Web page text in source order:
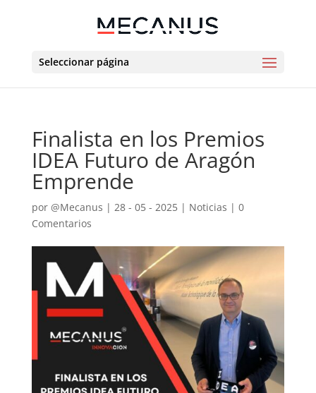
Seleccionar página
Finalista en los Premios
IDEA Futuro de Aragón
Emprende
por @Mecanus | 28 - 05 - 2025| Noticias | 0
Comentarios